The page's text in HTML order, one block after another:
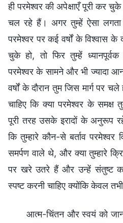
ही परमेश्वर की अपेक्षाएँ पूरी कर
चल रहे हैं। अगर तुम्हें ऐसा
परमेश्वर पर कई वर्षों के विश्वास
चुके हो, तो फिर तुम्हें
परमेश्वर के सामने और भी ज्यादा
वर्षों के दौरान तुम जिस मार्ग पर
चाहिए कि क्या परमेश्वर के समक्ष
पूरी तरह उसके इरादों के अनुरूप
कि तुम्हारे कौन-से बर्ताव
समर्पण वाले थे, और क्या तुम्हारे
पर खरे उतरे हैं और उन्हें संतुष्ट
स्पष्ट करनी चाहिए क्योंकि केवल
आत्म-चिंतन और स्वयं को